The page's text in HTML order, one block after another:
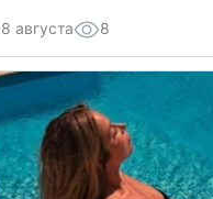
8 августа 8